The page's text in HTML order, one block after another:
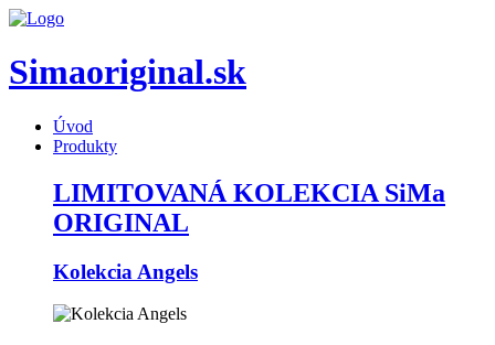
Simaoriginal.sk
Úvod
Produkty
LIMITOVANÁ KOLEKCIA SiMa
ORIGINAL
Kolekcia Angels